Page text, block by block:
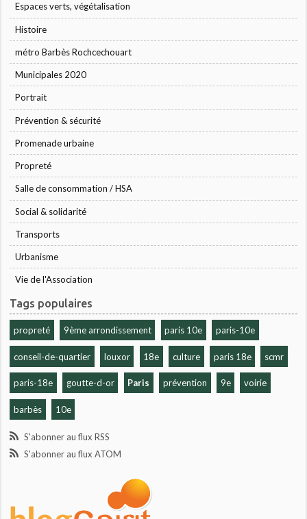
Espaces verts, végétalisation
Histoire
métro Barbès Rochcechouart
Municipales 2020
Portrait
Prévention & sécurité
Promenade urbaine
Propreté
Salle de consommation / HSA
Social & solidarité
Transports
Urbanisme
Vie de l'Association
Tags populaires
propreté 9ème arrondissement paris 10e paris-10e
conseil-de-quartier louxor 18e culture paris 18e scmr
paris-18e goutte-d-or Paris prévention 9e voirie
barbès 10e
S'abonner au flux RSS
S'abonner au flux ATOM